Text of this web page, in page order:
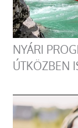
NYÁRI
ÚTKÖZBEN